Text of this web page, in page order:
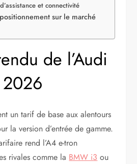
et connectivité
sur le marché
de l’Audi
un tarif de base aux alentours
la version d’entrée de gamme.
rend l’A4 e-tron
rivales comme la BMW i3 ou